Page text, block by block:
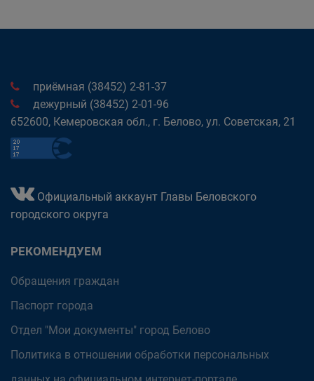
приёмная (38452) 2-81-37
дежурный (38452) 2-01-96
652600, Кемеровская обл., г. Белово, ул. Советская, 21
Официальный аккаунт Главы Беловского
городского округа
РЕКОМЕНДУЕМ
Обращения граждан
Паспорт города
Отдел "Мои документы" город Белово
Политика в отношении обработки персональных